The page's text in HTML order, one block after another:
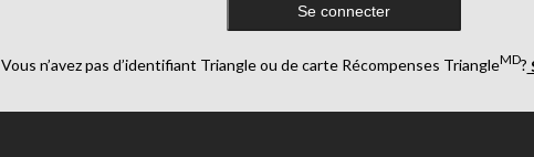
Se connecter
Vous n’avez pas d’identifiant Triangle ou de carte Récompenses TriangleMD?